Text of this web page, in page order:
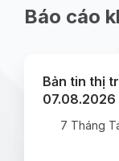
Báo cáo
Bản tin thị
07.08.2026
7 Tháng